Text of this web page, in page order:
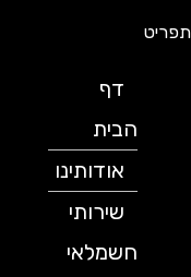
הבית
אודותינו
שירותי
חשמלאי